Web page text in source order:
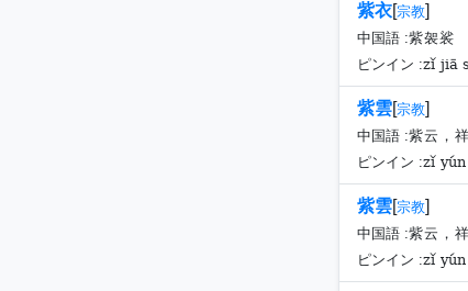
紫衣[宗教]
中国語 :紫袈裟
ピンイン :zǐ jiā
紫雲[宗教]
中国語 :紫云，
ピンイン :zǐ yún
紫雲[宗教]
中国語 :紫云，
ピンイン :zǐ yún